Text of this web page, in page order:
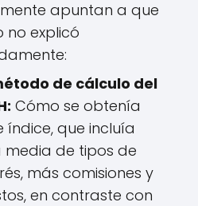
apuntan a que
no explicó
de cálculo del
Cómo se obtenía
índice, que incluía
media de tipos de
más comisiones y
en contraste con